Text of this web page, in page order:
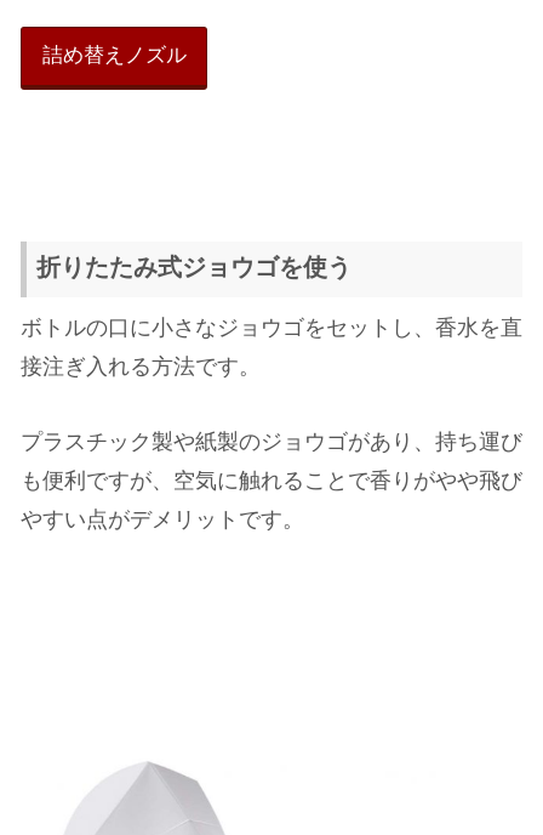
詰め替えノズル
折りたたみ式ジョウゴを使う
ボトルの口に小さなジョウゴをセットし、香水を直
接注ぎ入れる方法です。
プラスチック製や紙製のジョウゴがあり、持ち運び
も便利ですが、空気に触れることで香りがやや飛び
やすい点がデメリットです。